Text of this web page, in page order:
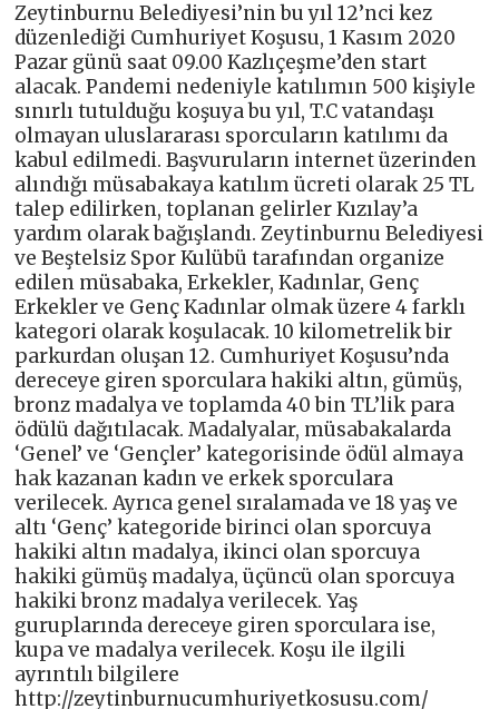
Zeytinburnu Belediyesi’nin bu yıl 12’nci kez
düzenlediği Cumhuriyet Koşusu, 1 Kasım 2020
Pazar günü saat 09.00 Kazlıçeşme’den start
alacak. Pandemi nedeniyle katılımın 500 kişiyle
sınırlı tutulduğu koşuya bu yıl, T.C vatandaşı
olmayan uluslararası sporcuların katılımı da
kabul edilmedi. Başvuruların internet üzerinden
alındığı müsabakaya katılım ücreti olarak 25 TL
talep edilirken, toplanan gelirler Kızılay’a
yardım olarak bağışlandı. Zeytinburnu Belediyesi
ve Beştelsiz Spor Kulübü tarafından organize
edilen müsabaka, Erkekler, Kadınlar, Genç
Erkekler ve Genç Kadınlar olmak üzere 4 farklı
kategori olarak koşulacak. 10 kilometrelik bir
parkurdan oluşan 12. Cumhuriyet Koşusu’nda
dereceye giren sporculara hakiki altın, gümüş,
bronz madalya ve toplamda 40 bin TL’lik para
ödülü dağıtılacak. Madalyalar, müsabakalarda
‘Genel’ ve ‘Gençler’ kategorisinde ödül almaya
hak kazanan kadın ve erkek sporculara
verilecek. Ayrıca genel sıralamada ve 18 yaş ve
altı ‘Genç’ kategoride birinci olan sporcuya
hakiki altın madalya, ikinci olan sporcuya
hakiki gümüş madalya, üçüncü olan sporcuya
hakiki bronz madalya verilecek. Yaş
guruplarında dereceye giren sporculara ise,
kupa ve madalya verilecek. Koşu ile ilgili
ayrıntılı bilgilere
http://zeytinburnucumhuriyetkosusu.com/